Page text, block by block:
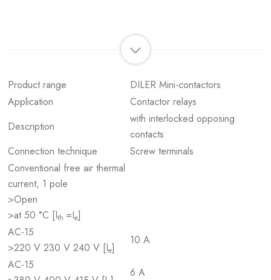
Product range
DILER Mini-contactors
Application
Contactor relays
Description
with interlocked opposing
contacts
Connection technique
Screw terminals
Conventional free air thermal
current, 1 pole
>Open
>at 50 °C [Ith =Ie]
AC-15
>220 V 230 V 240 V [Ie]
10 A
AC-15
6 A